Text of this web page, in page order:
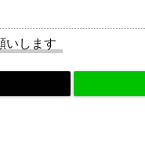
いします